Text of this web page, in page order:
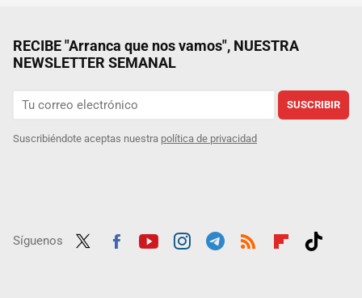
RECIBE "Arranca que nos vamos", NUESTRA
NEWSLETTER SEMANAL
SUSCRIBIR
Suscribiéndote aceptas nuestra política de privacidad
Síguenos